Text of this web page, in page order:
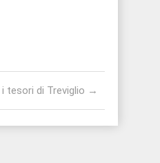
i tesori di Treviglio →